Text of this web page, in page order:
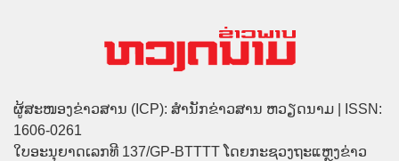
ຜູ້ສະໜອງຂ່າວສານ (ICP): ສຳນັກຂ່າວສານ ຫວຽດນາມ | ISSN:
1606-0261
ໃບອະນຸຍາດເລກທີ 137/GP-BTTTT ໂດຍກະຊວງຖະແຫຼງຂ່າວ